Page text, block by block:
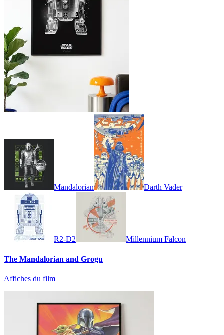
Mandalorian Darth Vader
R2-D2 Millennium Falcon
The Mandalorian and Grogu
Affiches du film